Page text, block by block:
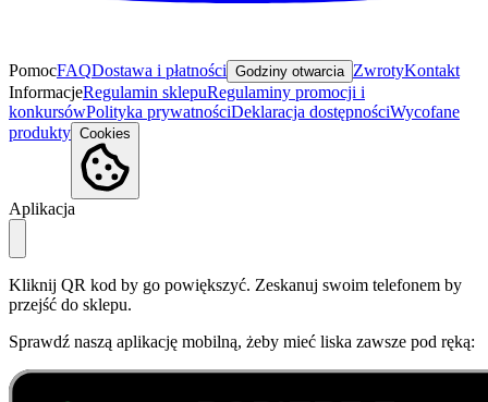
PomocFAQDostawa i płatności Godziny otwarcia ZwrotyKontakt
InformacjeRegulamin sklepuRegulaminy promocji i
konkursówPolityka prywatnościDeklaracja dostępnościWycofane
produkty Cookies
Aplikacja
Kliknij QR kod by go powiększyć. Zeskanuj swoim telefonem by
przejść do sklepu.
Sprawdź naszą aplikację mobilną, żeby mieć liska zawsze pod ręką: